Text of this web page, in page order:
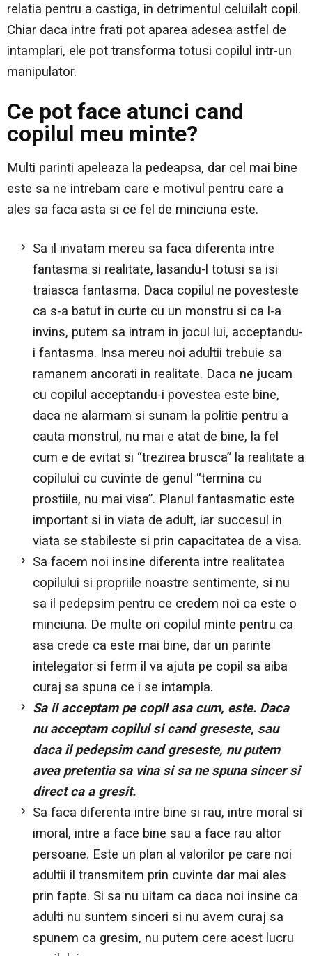
relatia pentru a castiga, in detrimentul celuilalt copil.
Chiar daca intre frati pot aparea adesea astfel de
intamplari, ele pot transforma totusi copilul intr-un
manipulator.
Ce pot face atunci cand
copilul meu minte?
Multi parinti apeleaza la pedeapsa, dar cel mai bine
este sa ne intrebam care e motivul pentru care a
ales sa faca asta si ce fel de minciuna este.
Sa il invatam mereu sa faca diferenta intre
fantasma si realitate, lasandu-l totusi sa isi
traiasca fantasma. Daca copilul ne povesteste
ca s-a batut in curte cu un monstru si ca l-a
invins, putem sa intram in jocul lui, acceptandu-
i fantasma. Insa mereu noi adultii trebuie sa
ramanem ancorati in realitate. Daca ne jucam
cu copilul acceptandu-i povestea este bine,
daca ne alarmam si sunam la politie pentru a
cauta monstrul, nu mai e atat de bine, la fel
cum e de evitat si “trezirea brusca” la realitate a
copilului cu cuvinte de genul “termina cu
prostiile, nu mai visa”. Planul fantasmatic este
important si in viata de adult, iar succesul in
viata se stabileste si prin capacitatea de a visa.
Sa facem noi insine diferenta intre realitatea
copilului si propriile noastre sentimente, si nu
sa il pedepsim pentru ce credem noi ca este o
minciuna. De multe ori copilul minte pentru ca
asa crede ca este mai bine, dar un parinte
intelegator si ferm il va ajuta pe copil sa aiba
curaj sa spuna ce i se intampla.
Sa il acceptam pe copil asa cum, este. Daca
nu acceptam copilul si cand greseste, sau
daca il pedepsim cand greseste, nu putem
avea pretentia sa vina si sa ne spuna sincer si
direct ca a gresit.
Sa faca diferenta intre bine si rau, intre moral si
imoral, intre a face bine sau a face rau altor
persoane. Este un plan al valorilor pe care noi
adultii il transmitem prin cuvinte dar mai ales
prin fapte. Si sa nu uitam ca daca noi insine ca
adulti nu suntem sinceri si nu avem curaj sa
spunem ca gresim, nu putem cere acest lucru